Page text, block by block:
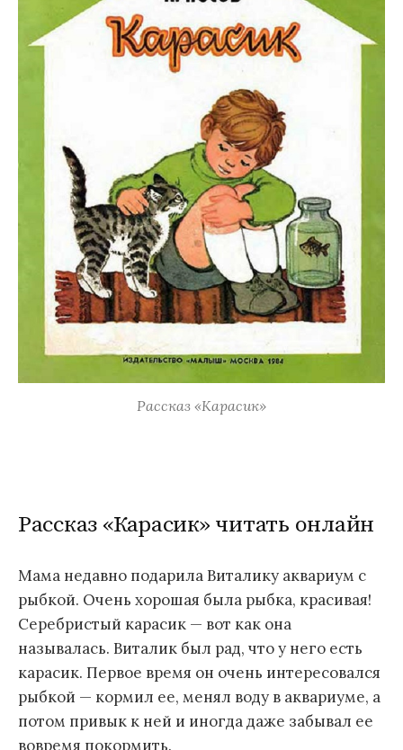
Рассказ «Карасик»
Рассказ «Карасик» читать онлайн
Мама недавно подарила Виталику аквариум с
рыбкой. Очень хорошая была рыбка, красивая!
Серебристый карасик — вот как она
называлась. Виталик был рад, что у него есть
карасик. Первое время он очень интересовался
рыбкой — кормил ее, менял воду в аквариуме, а
потом привык к ней и иногда даже забывал ее
вовремя покормить.